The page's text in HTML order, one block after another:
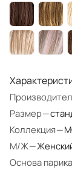
Размер—
Коллекция—
М/Ж—
Основа парика